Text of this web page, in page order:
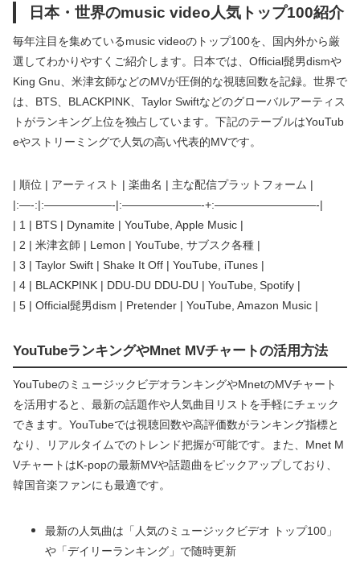
日本・世界のmusic video人気トップ100紹介
毎年注目を集めているmusic videoのトップ100を、国内外から厳
選してわかりやすくご紹介します。日本では、Official髭男dismや
King Gnu、米津玄師などのMVが圧倒的な視聴回数を記録。世界で
は、BTS、BLACKPINK、Taylor Swiftなどのグローバルアーティス
トがランキング上位を独占しています。下記のテーブルはYouTub
eやストリーミングで人気の高い代表的MVです。
| 順位 | アーティスト | 楽曲名 | 主な配信プラットフォーム |
|:—-:|:——————-|:———————-+:—————————-|
| 1 | BTS | Dynamite | YouTube, Apple Music |
| 2 | 米津玄師 | Lemon | YouTube, サブスク各種 |
| 3 | Taylor Swift | Shake It Off | YouTube, iTunes |
| 4 | BLACKPINK | DDU-DU DDU-DU | YouTube, Spotify |
| 5 | Official髭男dism | Pretender | YouTube, Amazon Music |
YouTubeランキングやMnet MVチャートの活用方法
YouTubeのミュージックビデオランキングやMnetのMVチャート
を活用すると、最新の話題作や人気曲目リストを手軽にチェック
できます。YouTubeでは視聴回数や高評価数がランキング指標と
なり、リアルタイムでのトレンド把握が可能です。また、Mnet M
VチャートはK-popの最新MVや話題曲をピックアップしており、
韓国音楽ファンにも最適です。
最新の人気曲は「人気のミュージックビデオ トップ100」
や「デイリーランキング」で随時更新